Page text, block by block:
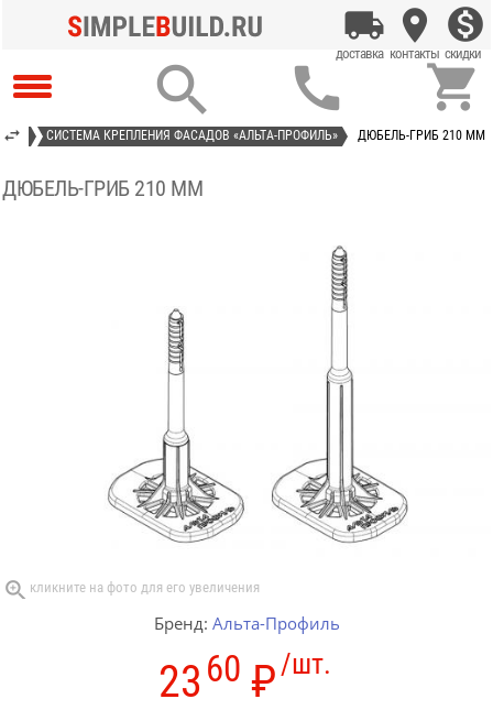
  
СИСТЕМА КРЕПЛЕНИЯ ФАСАДОВ «АЛЬТА-ПРОФИЛЬ» ДЮБЕЛЬ-ГРИБ 210 ММ
ДЮБЕЛЬ-ГРИБ 210 ММ
Бренд: Альта-Профиль
/шт.
23 60 ₽